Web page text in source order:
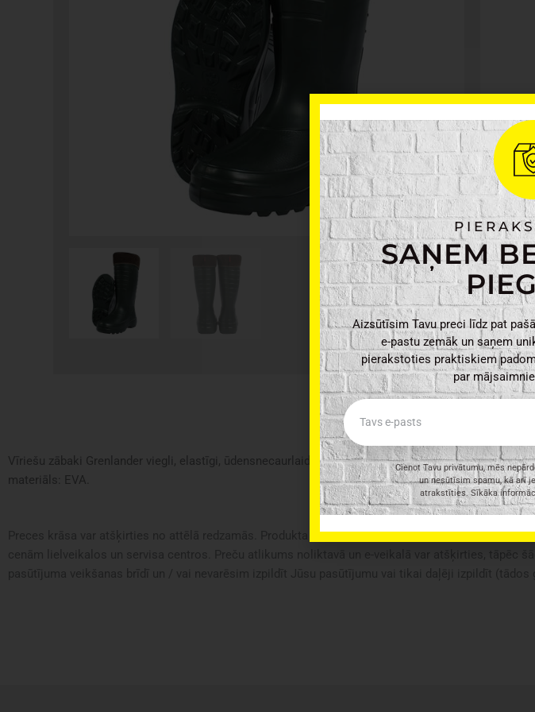
Vīriešu zābaki Grenlander viegli, elastīgi, ūdensnecaurlaidīgi. Zābakiem ir laba siltumizolācija,
materiāls: EVA.
Preces krāsa var atšķirties no attēlā redzamās. Produkta apraksts ir vispārīgs, tajā ne vienmēr ir
SAŅEM
Aizsūtīsim Tavu preci līdz pat
e-pastu zemāk un saņem
pierakstoties praktiskiem
par
Email
Cienot Tavu privātumu, mēs
un nesūtīsim spamu, kā arī
atrakstīties. Sīkāka